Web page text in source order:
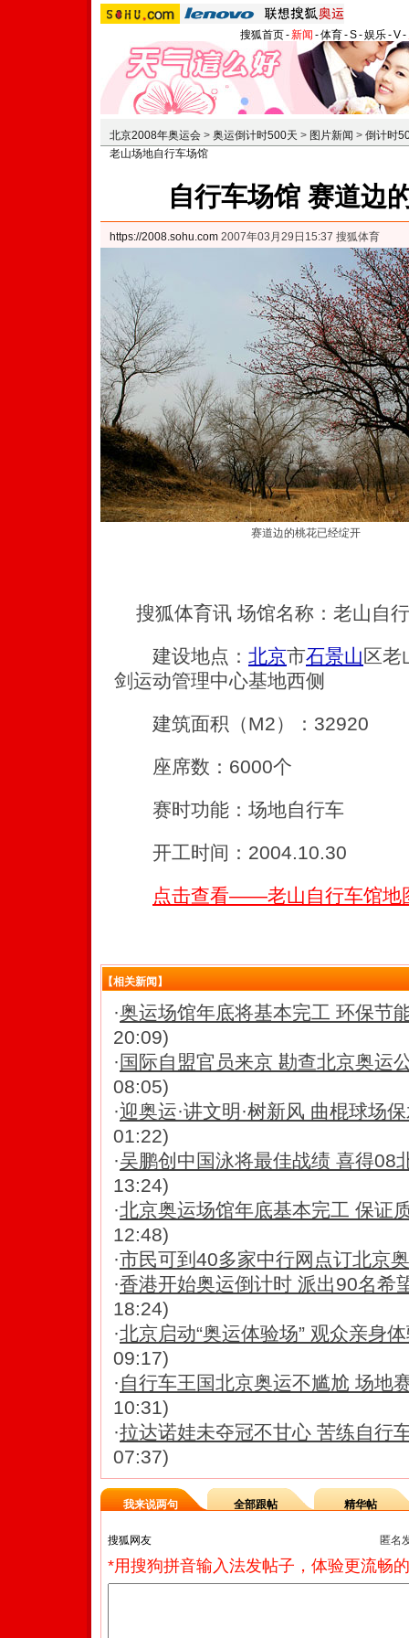
搜狐首页-新闻 -体育-S-娱乐-V-
北京2008年奥运会 > 奥运倒计时500天 > 图片新闻 > 倒计时
老山场地自行车场馆
自行车场馆 赛道边
https://2008.sohu.com 2007年03月29日15:37 搜狐体育
赛道边的桃花已经绽开
搜狐体育讯 场馆名称：老山自
建设地点： 北京市石景山 区老
剑运动管理中心基地西侧
建筑面积（M2）：32920
座席数：6000个
赛时功能：场地自行车
开工时间：2004.10.30
点击查看——老山自行车馆地
【相关新闻】
·奥运场馆年底将基本完工 环保节
20:09)
· 国际自盟官员来京 勘查北京奥运
08:05)
·迎奥运·讲文明·树新风 曲棍球场
01:22)
·吴鹏创中国泳将最佳战绩 喜得08
13:24)
·北京奥运场馆年底基本完工 保证
12:48)
·市民可到40多家中行网点订北京
·香港开始奥运倒计时 派出90名希
18:24)
·北京启动“奥运体验场” 观众亲身
09:17)
· 自行车王国北京奥运不尴尬 场地
10:31)
·拉达诺娃未夺冠不甘心 苦练自行
07:37)
我来说两句 全部跟帖 精华帖
匿名
*用搜狗拼音输入法发帖子，体验更流畅